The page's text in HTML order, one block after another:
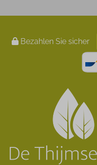
Bezahlen Sie sicher